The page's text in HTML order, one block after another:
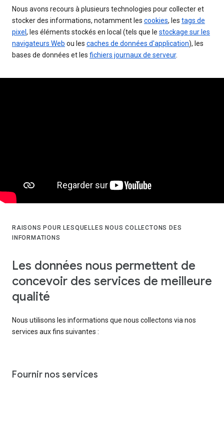
Nous avons recours à plusieurs technologies pour collecter et
stocker des informations, notamment les cookies, les tags de
pixel , les éléments stockés en local (tels que le stockage sur les
navigateurs Web ou les caches de données d'application), les
bases de données et les fichiers journaux de serveur.
RAISONS POUR LESQUELLES NOUS COLLECTONS DES
INFORMATIONS
Les données nous permettent de
concevoir des services de meilleure
qualité
Nous utilisons les informations que nous collectons via nos
services aux fins suivantes :
Fournir nos services